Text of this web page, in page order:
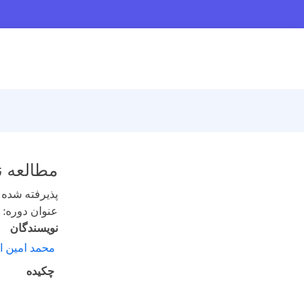
مطالعه
پذیرفته شده
عنوان دوره:
نویسندگان
محمد امین
چکیده